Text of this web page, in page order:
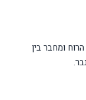
ומחבר בין